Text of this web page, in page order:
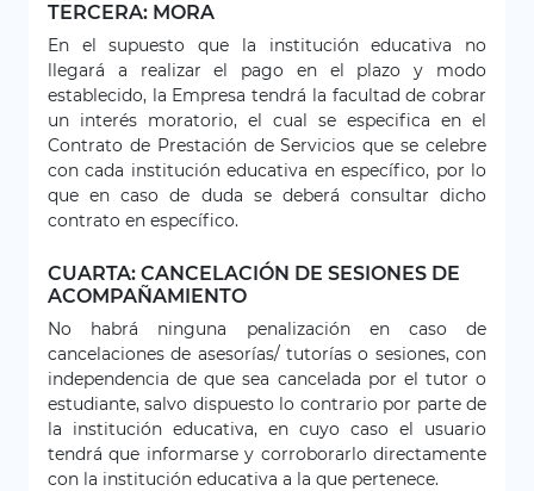
TERCERA: MORA
En el supuesto que la institución educativa no
llegará a realizar el pago en el plazo y modo
establecido, la Empresa tendrá la facultad de cobrar
un interés moratorio, el cual se especifica en el
Contrato de Prestación de Servicios que se celebre
con cada institución educativa en específico, por lo
que en caso de duda se deberá consultar dicho
contrato en específico.
CUARTA: CANCELACIÓN DE SESIONES DE
ACOMPAÑAMIENTO
No habrá ninguna penalización en caso de
cancelaciones de asesorías/ tutorías o sesiones, con
independencia de que sea cancelada por el tutor o
estudiante, salvo dispuesto lo contrario por parte de
la institución educativa, en cuyo caso el usuario
tendrá que informarse y corroborarlo directamente
con la institución educativa a la que pertenece.